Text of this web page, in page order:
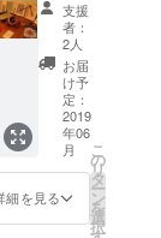
味は、10
年以上続け
ているテニ
ス、大学卒
業後始めた
ルフ、そ
てドライ
です。
援の際
に、ご
希望の
作品を
下記か
ら2点お
選び下
さい。
①イン
テリア
ミニ畳
（畳）
支援
者：
2人
お届
け予
定：
2019
年06
月
細を見る
こ
の
リ
タ
ー
ン
を
選
択